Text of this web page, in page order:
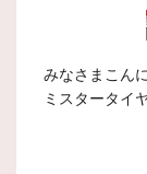
みなさまこん
ミスタータイ